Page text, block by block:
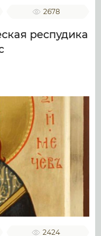
2678
респудика
2424